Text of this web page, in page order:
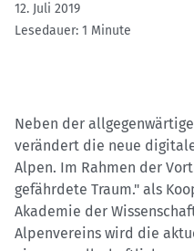
12. Juli 2019
Lesedauer: 1 Minute
Neben der
verändert die neue
Alpen. Im Rahmen der
gefährdete Traum." als
Akademie der
Alpenvereins wird die